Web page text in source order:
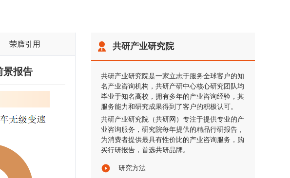
荣膺引用
报告
共研产业研究院
共研产业研究院是一家立志于服务全球客户的知
名产业咨询机构，共研产研中心核心研究团队均
毕业于知名高校，拥有多年的产业咨询经验，其
服务能力和研究成果得到了客户的积极认可。
共研产业研究院（共研网）专注于提供专业的产
业咨询服务，研究院每年提供的精品行研报告，
为消费者提供最具有性价比的产业咨询服务，购
买行研报告，首选共研品牌。
研究方法